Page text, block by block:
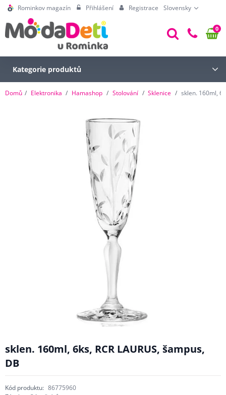
Rominkov magazín Přihlášení Registrace Slovensky
0
Kategorie produktů
Domů Elektronika Hamashop Stolování Sklenice sklen. 160ml,
sklen. 160ml, 6ks, RCR LAURUS, šampus,
DB
Kód produktu: 86775960